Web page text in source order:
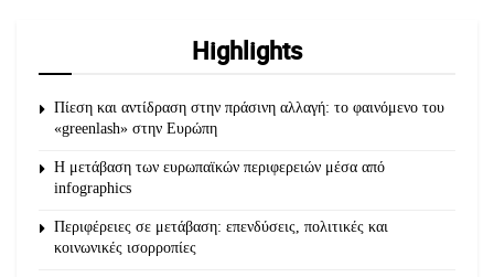
Highlights
Πίεση και αντίδραση στην πράσινη αλλαγή: το φαινόμενο του
«greenlash» στην Ευρώπη
Η μετάβαση των ευρωπαϊκών περιφερειών μέσα από
infographics
Περιφέρειες σε μετάβαση: επενδύσεις, πολιτικές και
κοινωνικές ισορροπίες